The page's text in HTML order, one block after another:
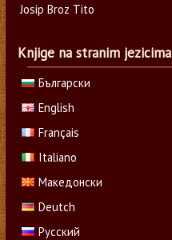
Josip Broz Tito
Knjige na stranim jezicima
Български
English
Français
Italiano
Македонски
Deutch
Русский